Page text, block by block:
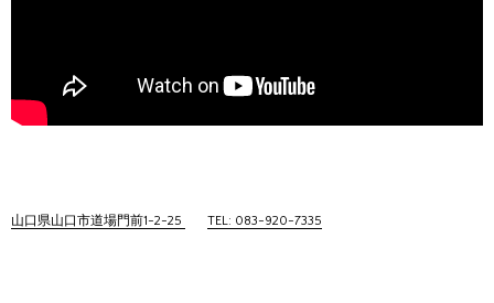
山口県山口市道場門前1-2-25 TEL: 083-920-7335